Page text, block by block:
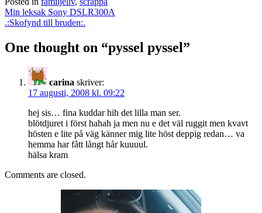
Post
navigation
Min leksak Sony DSLR300A
.:Skofynd till bruden:.
One thought on “pyssel pyssel”
carina skriver:
17 augusti, 2008 kl. 09:22
hej sis… fina kuddar hih det lilla man ser.
blötdjuret i först hahah ja men nu e det väl ruggit men kvavt
hösten e lite på väg känner mig lite höst deppig redan… va
hemma har fått långt hår kuuuul.
hälsa kram
Comments are closed.